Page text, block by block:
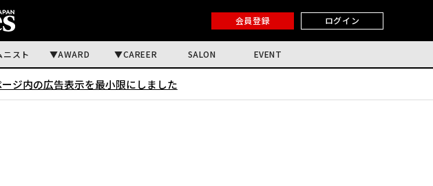
会員登録 ログイン
ニスト AWARD CAREER SALON EVENT
ジ内の広告表示を最小限にしました